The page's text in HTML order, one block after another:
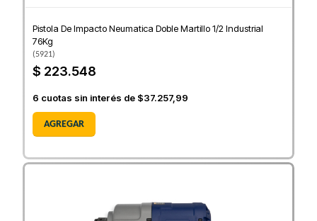
Pistola De Impacto Neumatica Doble Martillo 1/2 Industrial
76Kg
(5921)
$ 223.548
6 cuotas sin interés de $37.257,99
AGREGAR